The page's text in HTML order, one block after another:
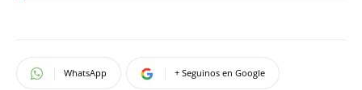
WhatsApp + Seguinos en Google